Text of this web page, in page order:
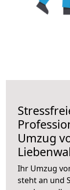
Umzug
Ihr Umzug
steht an und